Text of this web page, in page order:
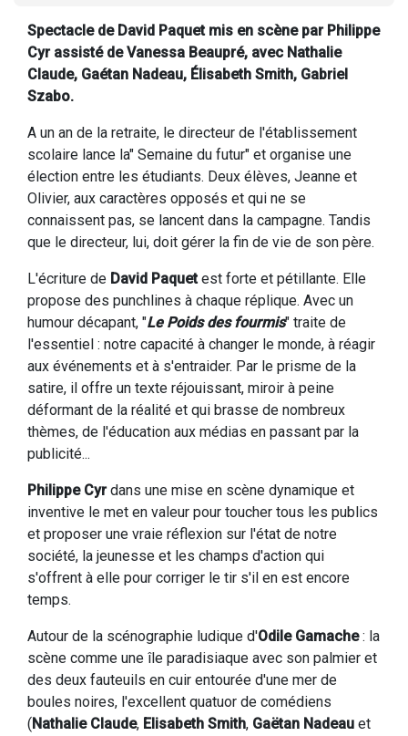
Spectacle de David Paquet mis en scène par Philippe
Cyr assisté de Vanessa Beaupré, avec Nathalie
Claude, Gaétan Nadeau, Élisabeth Smith, Gabriel
Szabo.
A un an de la retraite, le directeur de l'établissement
scolaire lance la" Semaine du futur" et organise une
élection entre les étudiants. Deux élèves, Jeanne et
Olivier, aux caractères opposés et qui ne se
connaissent pas, se lancent dans la campagne. Tandis
que le directeur, lui, doit gérer la fin de vie de son père.
L'écriture de David Paquetest forte et pétillante. Elle
propose des punchlines à chaque réplique. Avec un
humour décapant, "Le Poids des fourmis" traite de
l'essentiel : notre capacité à changer le monde, à réagir
aux événements et à s'entraider. Par le prisme de la
satire, il offre un texte réjouissant, miroir à peine
déformant de la réalité et qui brasse de nombreux
thèmes, de l'éducation aux médias en passant par la
publicité...
Philippe Cyrdans une mise en scène dynamique et
inventive le met en valeur pour toucher tous les publics
et proposer une vraie réflexion sur l'état de notre
société, la jeunesse et les champs d'action qui
s'offrent à elle pour corriger le tir s'il en est encore
temps.
Autour de la scénographie ludique d'Odile Gamache: la
scène comme une île paradisiaque avec son palmier et
des deux fauteuils en cuir entourée d'une mer de
boules noires, l'excellent quatuor de comédiens
(Nathalie Claude, Elisabeth Smith, Gaëtan Nadeau et